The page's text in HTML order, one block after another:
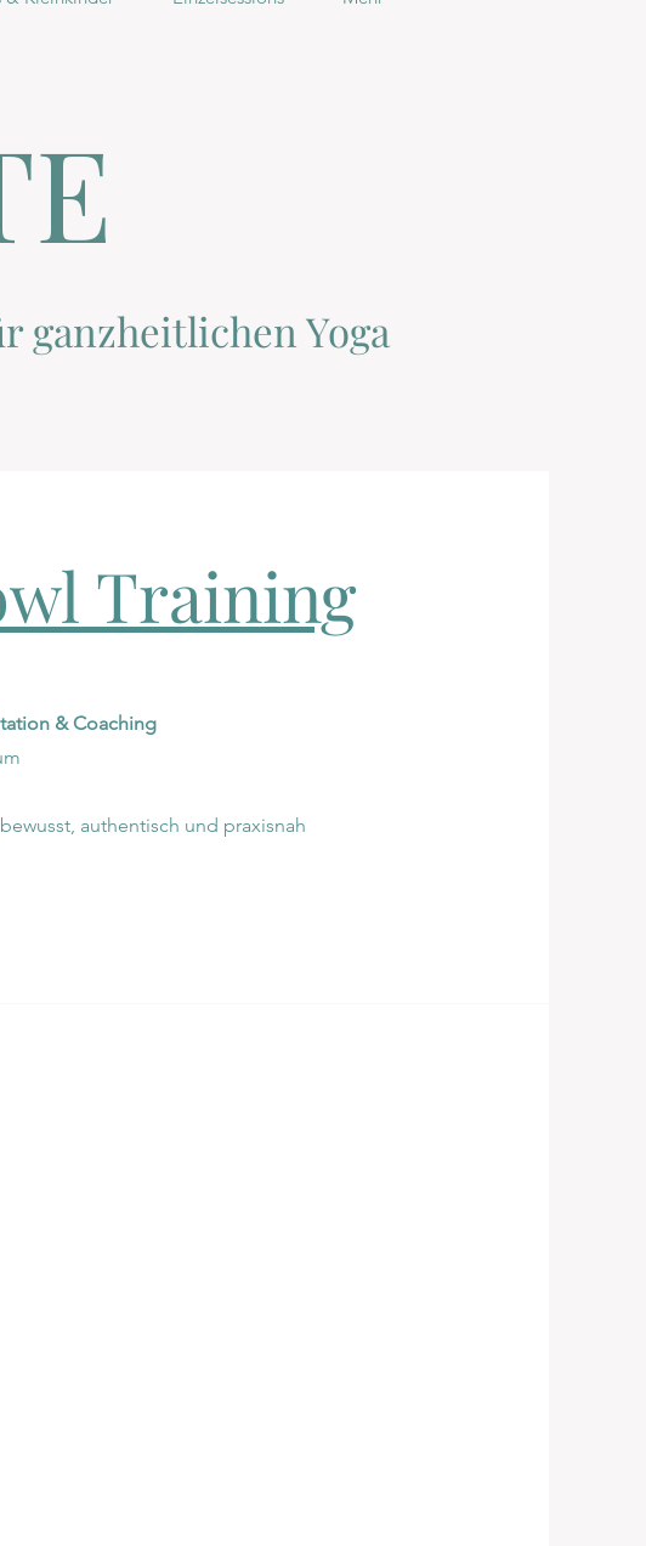
ganzheitlichen Yoga
Training
& Coaching
authentisch und praxisnah